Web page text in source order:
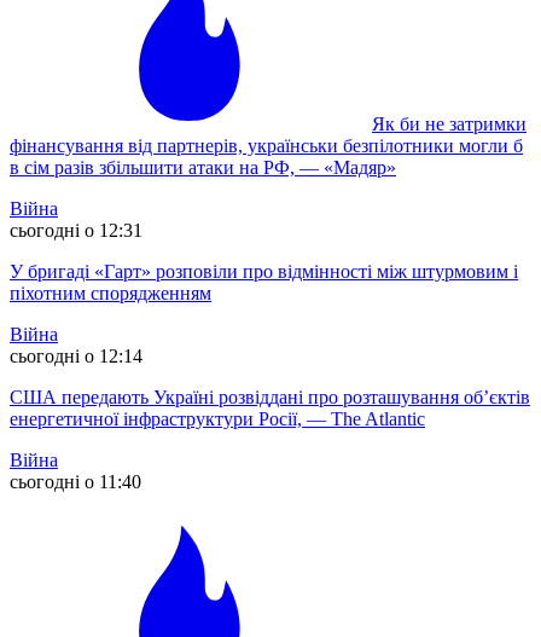
Як би не затримки
фінансування від партнерів, українськи безпілотники могли б
в сім разів збільшити атаки на РФ, — «Мадяр»
Війна
сьогодні о 12:31
У бригаді «Гарт» розповіли про відмінності між штурмовим і
піхотним спорядженням
Війна
сьогодні о 12:14
США передають Україні розвіддані про розташування об’єктів
енергетичної інфраструктури Росії, — The Atlantic
Війна
сьогодні о 11:40